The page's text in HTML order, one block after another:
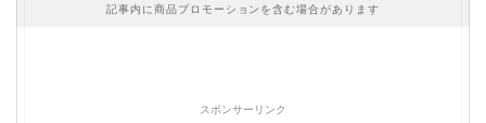
記事内に商品プロモーションを含む場合があります
スポンサーリンク